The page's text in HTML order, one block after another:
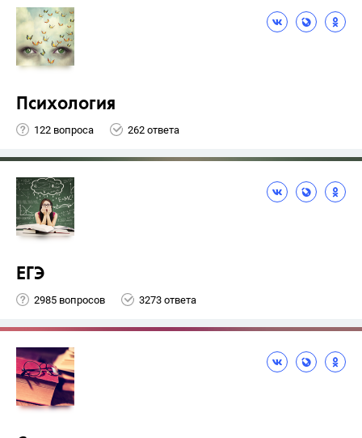
Психология
122 вопроса 262 ответа
ЕГЭ
2985 вопросов 3273 ответа